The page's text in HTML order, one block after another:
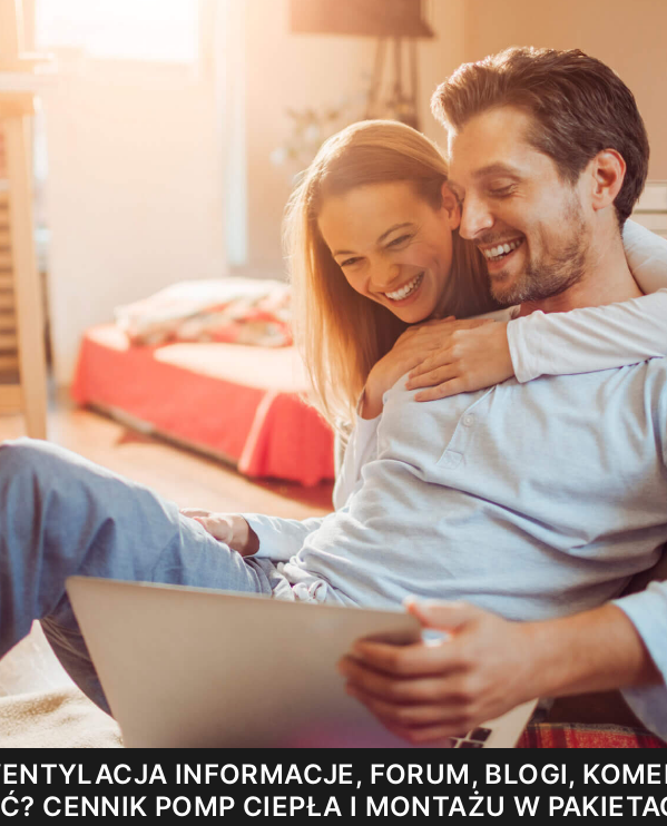
INFORMACJE, FORUM, BLOGI,
CENNIK POMP CIEPŁA I MONTAŻU W